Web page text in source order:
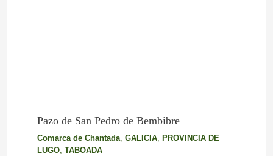
Pazo de San Pedro de Bembibre
Comarca de Chantada, GALICIA, PROVINCIA DE
LUGO, TABOADA